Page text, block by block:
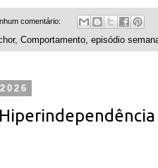
comentário:
, Comportamento episódio